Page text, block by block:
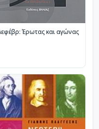
Έρωτας και αγώνας